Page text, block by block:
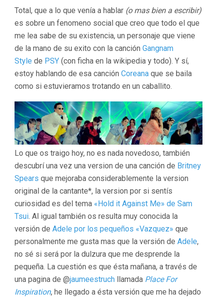
Total, que a lo que venía a hablar (o mas bien a escribir)
es sobre un fenomeno social que creo que todo el que
me lea sabe de su existencia, un personaje que viene
de la mano de su exito con la canción Gangnam
Style de PSY (con ficha en la wikipedia y todo). Y sí,
estoy hablando de esa canción Coreana que se baila
como si estuvieramos trotando en un caballito.
Lo que os traigo hoy, no es nada novedoso, también
descubrí una vez una version de una canción de Britney
Spears que mejoraba considerablemente la version
original de la cantante*, la version por si sentís
curiosidad es del tema «Hold it Against Me» de Sam
Tsui. Al igual también os resulta muy conocida la
versión de Adele por los pequeños «Vazquez» que
personalmente me gusta mas que la versión de Adele,
no sé si será por la dulzura que me desprende la
pequeña. La cuestión es que ésta mañana, a través de
una pagina de @jaumeestruch llamada Place For
Inspiration, he llegado a ésta versión que me ha dejado